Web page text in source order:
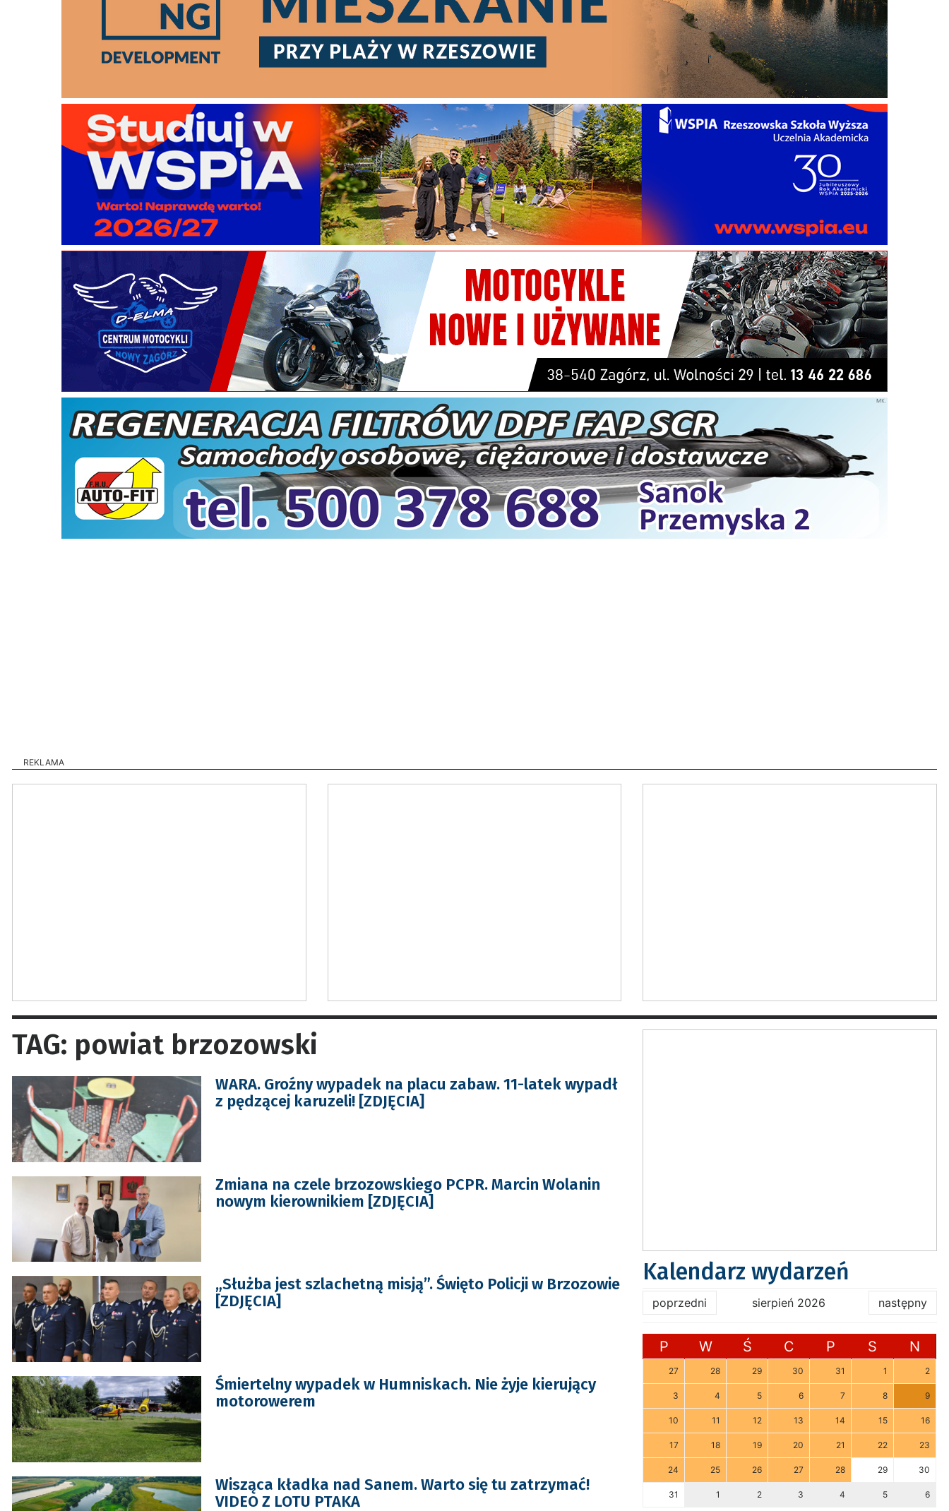
REKLAMA
TAG: powiat brzozowski
WARA. Groźny wypadek na placu zabaw. 11-latek wypadł
z pędzącej karuzeli! [ZDJĘCIA]
Zmiana na czele brzozowskiego PCPR. Marcin Wolanin
nowym kierownikiem [ZDJĘCIA]
„Służba jest szlachetną misją”. Święto Policji w Brzozowie
[ZDJĘCIA]
Śmiertelny wypadek w Humniskach. Nie żyje kierujący
motorowerem
Wisząca kładka nad Sanem. Warto się tu zatrzymać!
VIDEO Z LOTU PTAKA
Kalendarz wydarzeń
poprzedni sierpień 2026 następny
P W Ś C P S N
27 28 29 30 31 1 2
3 4 5 6 7 8 9
10 11 12 13 14 15 16
17 18 19 20 21 22 23
24 25 26 27 28 29 30
31 1 2 3 4 5 6